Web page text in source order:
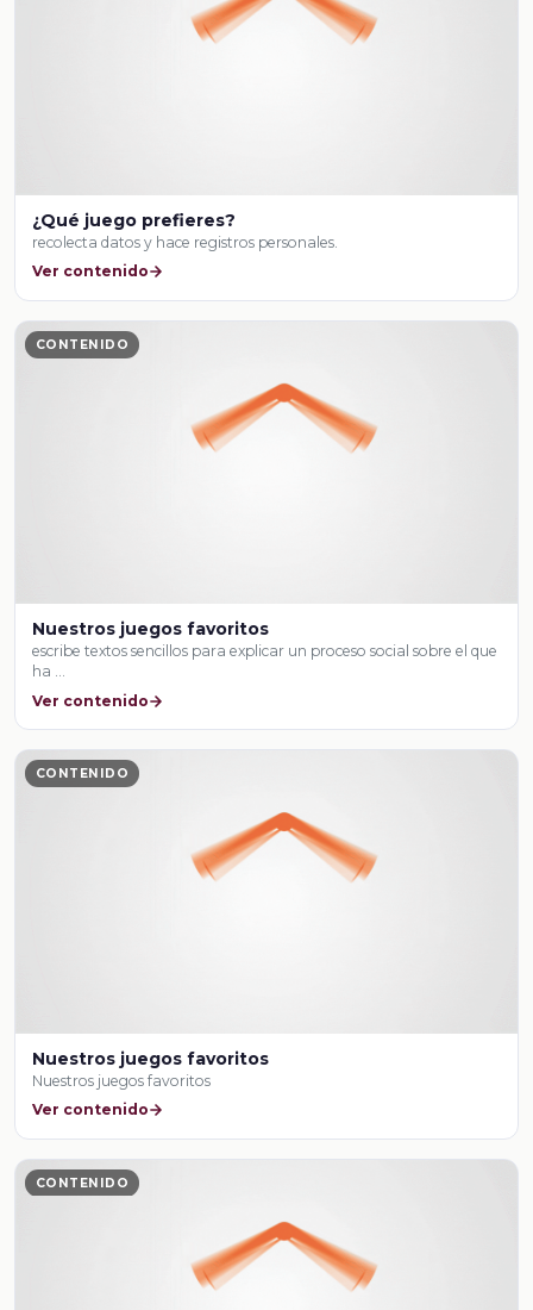
¿Qué juego prefieres?
recolecta datos y hace registros personales.
Ver contenido
CONTENIDO
Nuestros juegos favoritos
escribe textos sencillos para explicar un proceso social sobre el que
ha …
Ver contenido
CONTENIDO
Nuestros juegos favoritos
Nuestros juegos favoritos
Ver contenido
CONTENIDO